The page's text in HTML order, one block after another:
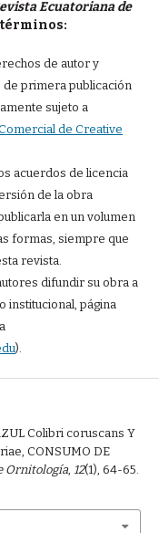
Ecuatoriana de
de autor y
de primera publicación
sujeto a
de Creative
acuerdos de licencia
de la obra
en un volumen
formas, siempre que
revista.
difundir su obra a
institucional, página
).
Colibri coruscans Y
CONSUMO DE
Ornitología, 12(1), 64-65.